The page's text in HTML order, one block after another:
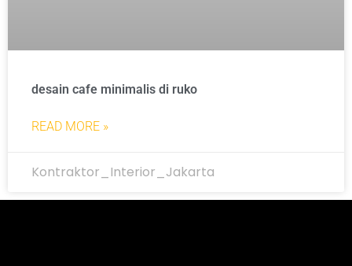
desain cafe minimalis di ruko
READ MORE »
Kontraktor_Interior_Jakarta